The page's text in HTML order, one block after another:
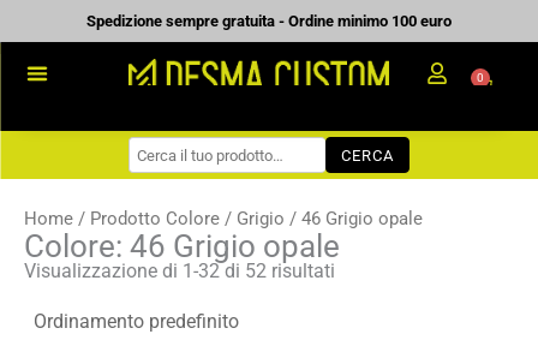
al
contenuto
Spedizione sempre gratuita - Ordine minimo 100 euro
WORKWEAR
COME ORDINARE
PREVENTIVI
0
CERCA
Home / Prodotto Colore / Grigio / 46 Grigio opale
Colore: 46 Grigio opale
Visualizzazione di 1-32 di 52 risultati